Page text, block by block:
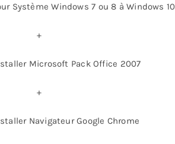
Mis
Système
Système Windows 7 ou 8 à Windows 10
+
Microsoft Pack Office 2007
+
Navigateur Google Chrome